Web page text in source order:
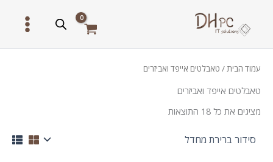
עמוד הבית/ טאבלטים אייפד ואביזרים
טאבלטים אייפד ואביזרים
מציגים את כל ⁦18⁩ התוצאות